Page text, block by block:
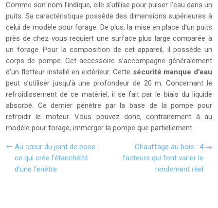
Comme son nom l’indique, elle s’utilise pour puiser l’eau dans un
puits. Sa caractéristique possède des dimensions supérieures à
celui de modèle pour forage. De plus, la mise en place d’un puits
près de chez vous requiert une surface plus large comparée à
un forage. Pour la composition de cet appareil, il possède un
corps de pompe. Cet accessoire s’accompagne généralement
d’un flotteur installé en extérieur. Cette sécurité manque d’eau
peut s’utiliser jusqu’à une profondeur de 20 m. Concernant le
refroidissement de ce matériel, il se fait par le biais du liquide
absorbé. Ce dernier pénètre par la base de la pompe pour
refroidir le moteur. Vous pouvez donc, contrairement à au
modèle pour forage, immerger la pompe que partiellement.
Au cœur du joint de pose :
ce qui crée l’étanchéité
d’une fenêtre
Chauffage au bois : 4
facteurs qui font varier le
rendement réel